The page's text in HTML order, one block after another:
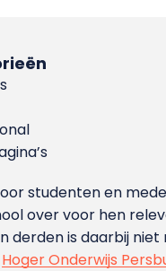
studenten en
over voor hen
is daarbij niet
Hoger Onderwijs